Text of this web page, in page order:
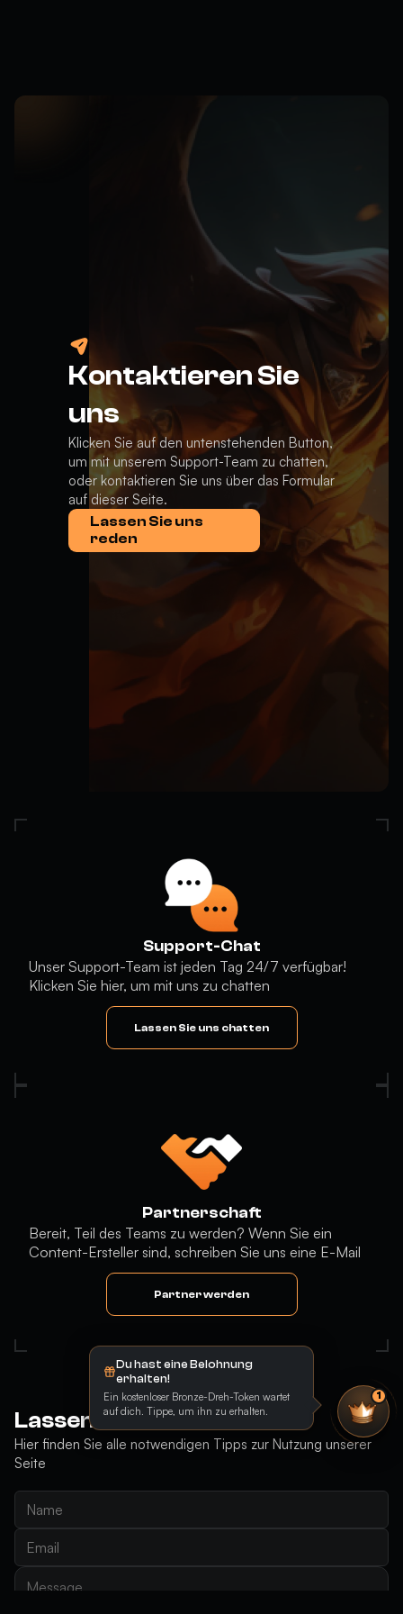
Kontaktieren Sie
uns
Klicken Sie auf den untenstehenden Button,
um mit unserem Support-Team zu chatten,
oder kontaktieren Sie uns über das Formular
auf dieser Seite.
Lassen Sie uns
reden
Support-Chat
Unser Support-Team ist jeden Tag 24/7 verfügbar!
Klicken Sie hier, um mit uns zu chatten
Lassen Sie uns chatten
Partnerschaft
Bereit, Teil des Teams zu werden? Wenn Sie ein
Content-Ersteller sind, schreiben Sie uns eine E-Mail
Partner werden
Lassen Sie uns reden
Hier finden Sie alle notwendigen Tipps zur Nutzung unserer
Seite
Du hast eine Belohnung
erhalten!
Ein kostenloser Bronze-Dreh-Token wartet
auf dich. Tippe, um ihn zu erhalten.
1